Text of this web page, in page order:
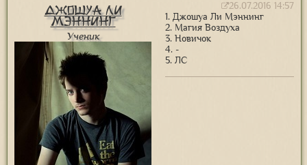
Джошуа Ли
Мэннинг
Ученик
26.07.2016 14:57
1. Джошуа Ли Мэннинг
2. Магия Воздуха
3. Новичок
4. -
5. ЛС